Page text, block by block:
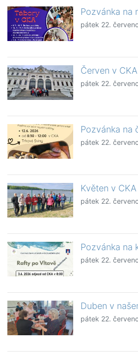
Pozvánka na
pátek 22.
Červen v CKA
pátek 22.
Pozvánka na
pátek 22.
Květen v CKA
pátek 22.
Pozvánka na
pátek 22.
Duben v
pátek 22.